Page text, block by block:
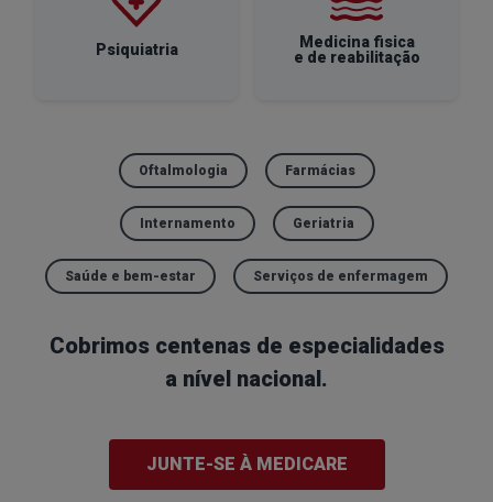
Psiquiatria
Medicina fisica
e de reabilitação
Oftalmologia Farmácias
Internamento Geriatria
Saúde e bem-estar Serviços de enfermagem
Cobrimos centenas de especialidades
a nível nacional.
JUNTE-SE À MEDICARE